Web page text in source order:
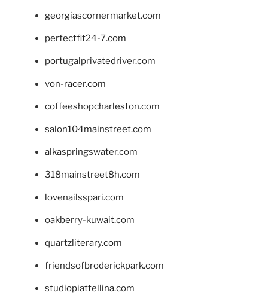
georgiascornermarket.com
perfectfit24-7.com
portugalprivatedriver.com
von-racer.com
coffeeshopcharleston.com
salon104mainstreet.com
alkaspringswater.com
318mainstreet8h.com
lovenailsspari.com
oakberry-kuwait.com
quartzliterary.com
friendsofbroderickpark.com
studiopiattellina.com